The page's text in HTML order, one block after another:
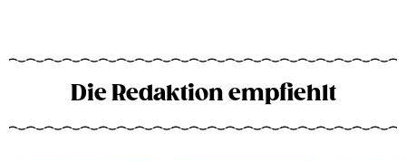
Die Redaktion empfiehlt